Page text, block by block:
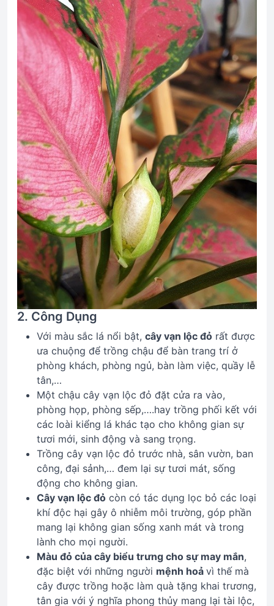
2. Công Dụng
Với màu sắc lá nổi bật, cây vạn lộc đỏ rất được
ưa chuộng để trồng chậu để bàn trang trí ở
phòng khách, phòng ngủ, bàn làm việc, quầy lễ
tân,…
Một chậu cây vạn lộc đỏ đặt cửa ra vào,
phòng họp, phòng sếp,….hay trồng phối kết với
các loài kiểng lá khác tạo cho không gian sự
tươi mới, sinh động và sang trọng.
Trồng cây vạn lộc đỏ trước nhà, sân vườn, ban
công, đại sảnh,… đem lại sự tươi mát, sống
động cho không gian.
Cây vạn lộc đỏ còn có tác dụng lọc bỏ các loại
khí độc hại gây ô nhiễm môi trường, góp phần
mang lại không gian sống xanh mát và trong
lành cho mọi người.
Màu đỏ của cây biểu trưng cho sự may mắn,
đặc biệt với những người mệnh hoả vì thế mà
cây được trồng hoặc làm quà tặng khai trương,
tân gia với ý nghĩa phong thủy mang lại tài lộc,